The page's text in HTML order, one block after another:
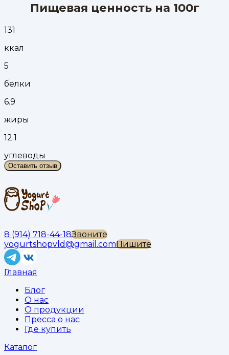
Пищевая ценность на 100г
131
ккал
5
белки
6.9
жиры
12.1
углеводы
Оставить отзыв
8 (914) 718-44-18Звоните
yogurtshopvld@gmail.comПишите
Главная
Блог
О нас
О продукции
Пресса о нас
Где купить
Каталог